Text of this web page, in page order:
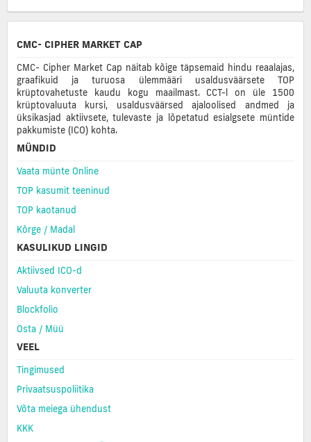
CMC- CIPHER MARKET CAP
CMC- Cipher Market Cap näitab kõige täpsemaid hindu reaalajas,
graafikuid ja turuosa ülemmääri usaldusväärsete TOP
krüptovahetuste kaudu kogu maailmast. CCT-l on üle 1500
krüptovaluuta kursi, usaldusväärsed ajaloolised andmed ja
üksikasjad aktiivsete, tulevaste ja lõpetatud esialgsete müntide
pakkumiste (ICO) kohta.
MÜNDID
Vaata münte Online
TOP kasumit teeninud
TOP kaotanud
Kõrge / Madal
KASULIKUD LINGID
Aktiivsed ICO-d
Valuuta konverter
Blockfolio
Osta / Müü
VEEL
Tingimused
Privaatsuspoliitika
Võta meiega ühendust
KKK